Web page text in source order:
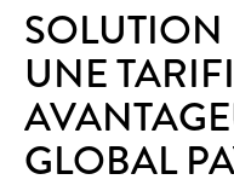
SOLUTION
UNE
GLOBAL